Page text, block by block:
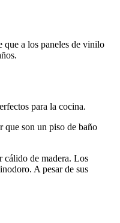
que a los paneles de vinilo
para la cocina.
que son un piso de baño
cálido de madera. Los
A pesar de sus